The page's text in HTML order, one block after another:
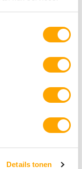
Details tonen
– 5 kg